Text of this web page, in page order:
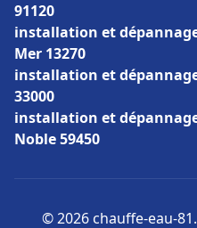
91120
installation et
Mer 13270
installation et
33000
installation et
Noble 59450
© 2026 chauffe-eau-